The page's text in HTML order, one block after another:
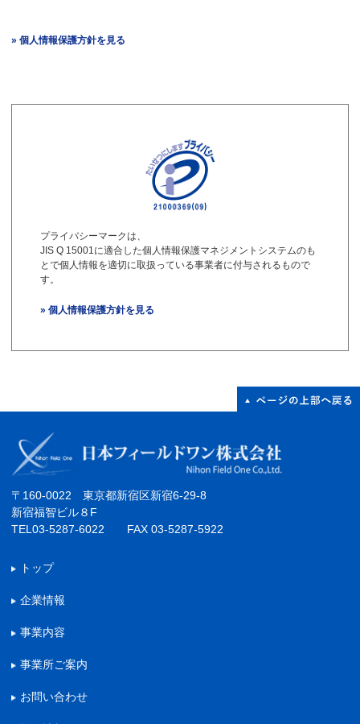
» 個人情報保護方針を見る
プライバシーマークは、
JIS Q 15001に適合した個人情報保護マネジメントシステムのも
とで個人情報を適切に取扱っている事業者に付与されるもので
す。
» 個人情報保護方針を見る
〒160-0022 東京都新宿区新宿6-29-8
新宿福智ビル８F
TEL03-5287-6022 FAX 03-5287-5922
トップ
企業情報
事業内容
事業所ご案内
お問い合わせ